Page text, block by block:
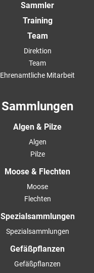
Sammler
Training
Team
Direktion
Team
Ehrenamtliche Mitarbeit
Sammlungen
Algen & Pilze
Algen
Pilze
Moose & Flechten
Moose
Flechten
Spezialsammlungen
Spezialsammlungen
Gefäßpflanzen
Gefäßpflanzen